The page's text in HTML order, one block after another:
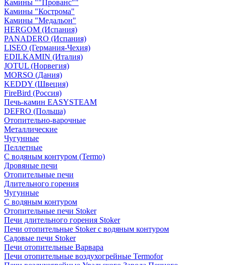
Камины ""Прованс""
Камины "Кострома"
Камины "Медальон"
HERGOM (Испания)
PANADERO (Испания)
LISEO (Германия-Чехия)
EDILKAMIN (Италия)
JOTUL (Норвегия)
MORSO (Дания)
KEDDY (Швеция)
FireBird (Россия)
Печь-камин EASYSTEAM
DEFRO (Польша)
Отопительно-варочные
Металлические
Чугунные
Пеллетные
С водяным контуром (Termo)
Дровяные печи
Отопительные печи
Длительного горения
Чугунные
C водяным контуром
Отопительные печи Stoker
Печи длительного горения Stoker
Печи отопительные Stoker с водяным контуром
Садовые печи Stoker
Печи отопительные Варвара
Печи отопительные воздухогрейные Termofor